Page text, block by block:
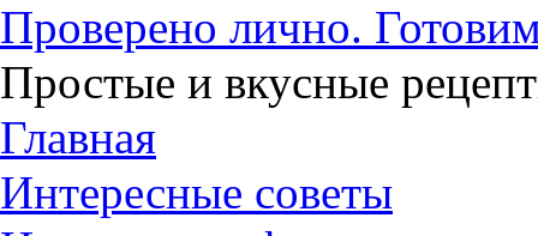
Проверено лично.
Простые и вкусные
Главная
Интересные советы